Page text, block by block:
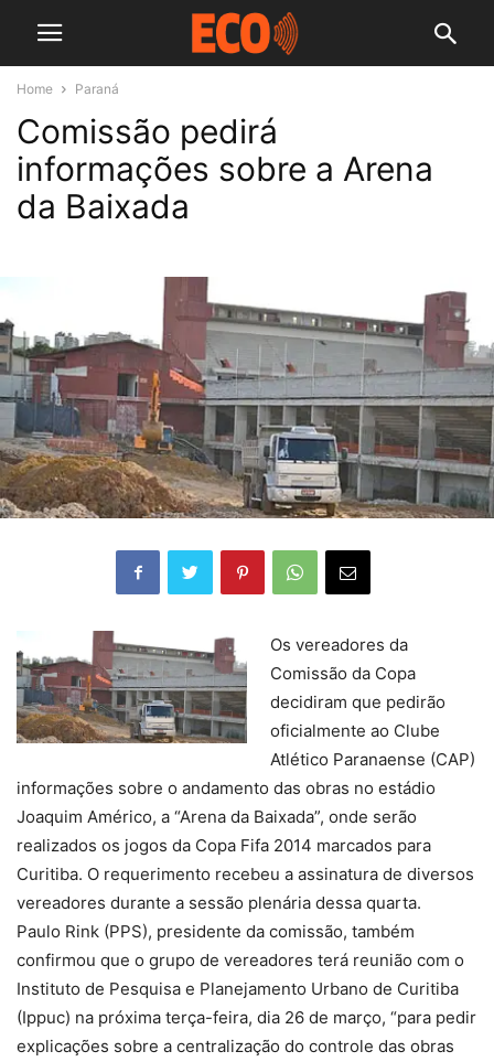
Home Paraná
Comissão pedirá
informações sobre a Arena
da Baixada
Os vereadores da
Comissão da Copa
decidiram que pedirão
oficialmente ao Clube
Atlético Paranaense (CAP)
informações sobre o andamento das obras no estádio
Joaquim Américo, a “Arena da Baixada”, onde serão
realizados os jogos da Copa Fifa 2014 marcados para
Curitiba. O requerimento recebeu a assinatura de diversos
vereadores durante a sessão plenária dessa quarta.
Paulo Rink (PPS), presidente da comissão, também
confirmou que o grupo de vereadores terá reunião com o
Instituto de Pesquisa e Planejamento Urbano de Curitiba
(Ippuc) na próxima terça-feira, dia 26 de março, “para pedir
explicações sobre a centralização do controle das obras